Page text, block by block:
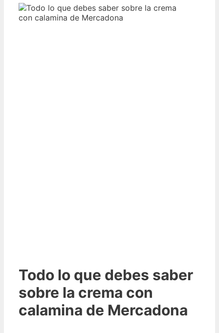
Todo lo que debes saber
sobre la crema con
calamina de Mercadona